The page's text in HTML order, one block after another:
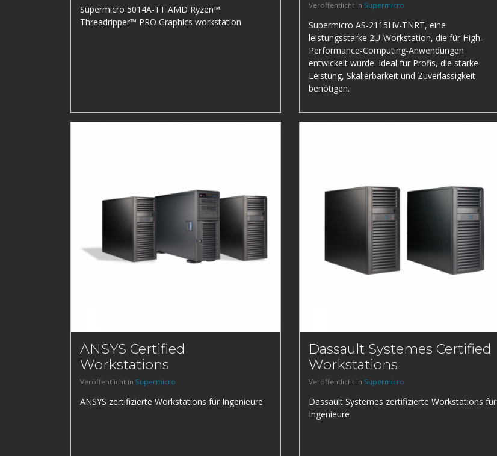
Supermicro 5014A-TT AMD Ryzen™
Threadripper™ PRO Graphics workstation
Veröffentlicht in Supermicro
Supermicro AS-2115HV-TNRT, eine
leistungsstarke 2U-Workstation, die für High-
Performance-Computing-Anwendungen
entwickelt wurde. Ideal für Profis, die starke
Leistung, Skalierbarkeit und Zuverlässigkeit
benötigen.
ANSYS Certified
Workstations
Veröffentlicht in Supermicro
ANSYS zertifizierte Workstations für Ingenieure
Dassault Systemes Certified
Workstations
Veröffentlicht in Supermicro
Dassault Systemes zertifizierte Workstations für
Ingenieure